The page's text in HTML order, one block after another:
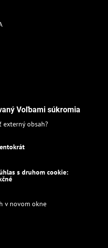
Voľbami súkromia
externý obsah?
s druhom cookie:
v novom okne